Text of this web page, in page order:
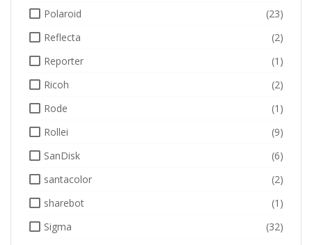
Polaroid
(23)
Reflecta
(2)
Reporter
(1)
Ricoh
(2)
Rode
(1)
Rollei
(9)
SanDisk
(6)
santacolor
(2)
sharebot
(1)
Sigma
(32)